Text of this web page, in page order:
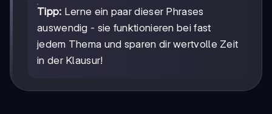
Tipp: Lerne ein paar dieser Phrases
auswendig - sie funktionieren bei fast
jedem Thema und sparen dir wertvolle Zeit
in der Klausur!